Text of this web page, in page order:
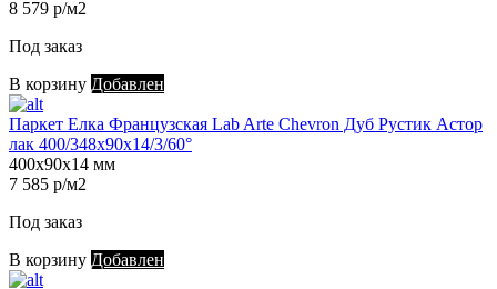
8 579 р/м2
Под заказ
В корзину Добавлен
Паркет Елка Французская Lab Arte Chevron Дуб Рустик Астор
лак 400/348х90х14/3/60°
400х90х14 мм
7 585 р/м2
Под заказ
В корзину Добавлен